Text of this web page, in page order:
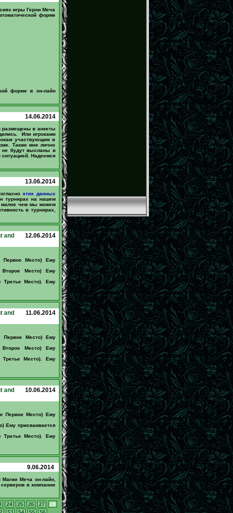
игры Герои Меча
форме
форме в он-лайн
14.06.2014
размещены в анкеты
Или игроками
участвующим в
Также мне лично
не будут высланы в
Надеемся
13.06.2014
этих данных
турнирах на нашем
малое чем мы можем
в турнирах,
and
12.06.2014
Первое Место) Ему
Второе Место) Ему
Третье Место). Ему
and
11.06.2014
Первое Место) Ему
Второе Место) Ему
Третье Место). Ему
and
10.06.2014
Первое Место) Ему
Ему присваивается
Третье Место). Ему
9.06.2014
Меча он-лайн,
в компании
24 25 26 27
28